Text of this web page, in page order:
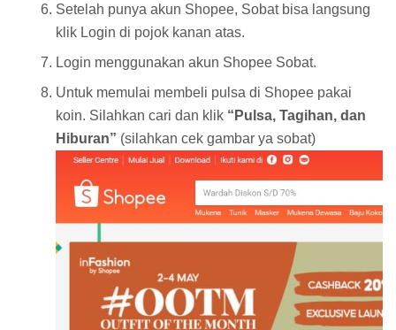
Setelah punya akun Shopee, Sobat bisa langsung
klik Login di pojok kanan atas.
Login menggunakan akun Shopee Sobat.
Untuk memulai membeli pulsa di Shopee pakai
koin. Silahkan cari dan klik “Pulsa, Tagihan, dan
Hiburan” (silahkan cek gambar ya sobat)